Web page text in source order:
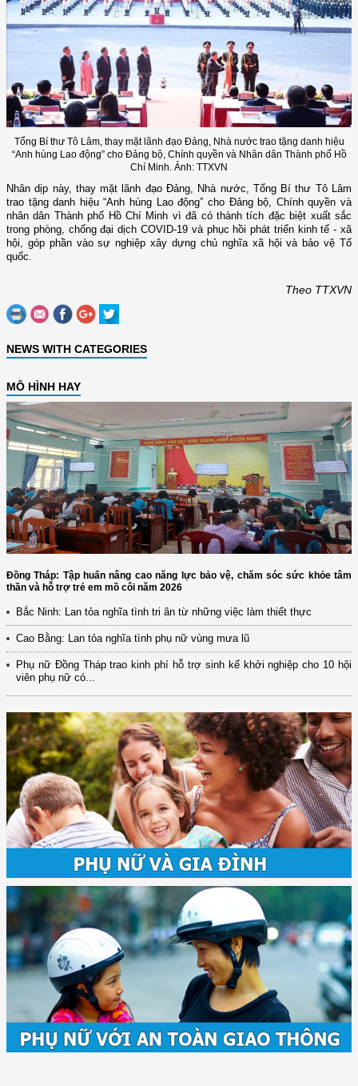
Tổng Bí thư Tô Lâm, thay mặt lãnh đạo Đảng, Nhà nước trao tặng danh hiệu
“Anh hùng Lao động” cho Đảng bộ, Chính quyền và Nhân dân Thành phố Hồ
Chí Minh. Ảnh: TTXVN
Nhân dịp này, thay mặt lãnh đạo Đảng, Nhà nước, Tổng Bí thư Tô Lâm
trao tặng danh hiệu “Anh hùng Lao động” cho Đảng bộ, Chính quyền và
nhân dân Thành phố Hồ Chí Minh vì đã có thành tích đặc biệt xuất sắc
trong phòng, chống đại dịch COVID-19 và phục hồi phát triển kinh tế - xã
hội, góp phần vào sự nghiệp xây dựng chủ nghĩa xã hội và bảo vệ Tổ
quốc.
Theo TTXVN
NEWS WITH CATEGORIES
MÔ HÌNH HAY
Đồng Tháp: Tập huấn nâng cao năng lực bảo vệ, chăm sóc sức khỏe tâm
thần và hỗ trợ trẻ em mồ côi năm 2026
Bắc Ninh: Lan tỏa nghĩa tình tri ân từ những việc làm thiết thực
Cao Bằng: Lan tỏa nghĩa tình phụ nữ vùng mưa lũ
Phụ nữ Đồng Tháp trao kinh phí hỗ trợ sinh kế khởi nghiệp cho 10 hội
viên phụ nữ có...